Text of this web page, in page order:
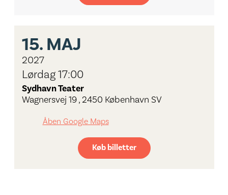
15. MAJ
2027
Lørdag 17:00
Sydhavn Teater
Wagnersvej 19 , 2450 København SV
Åben Google Maps
Køb billetter